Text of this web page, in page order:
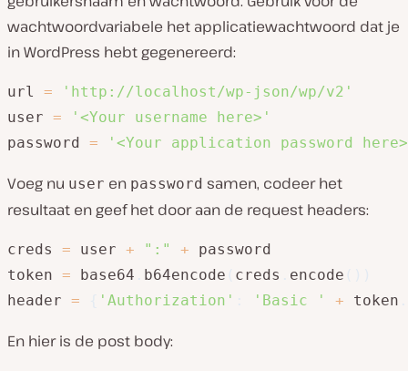
wachtwoordvariabele het applicatiewachtwoord dat je
in WordPress hebt gegenereerd:
url =
'http://localhost/wp-json/wp/v2'
user =
'<Your username here>'
password = '<Your application password
Voeg nu user en password samen, codeer het
resultaat en geef het door aan de request headers:
creds = user + ":" + password
token = base64 b64encode creds encode
header = 'Authorization' 'Basic ' + token
En hier is de post body: